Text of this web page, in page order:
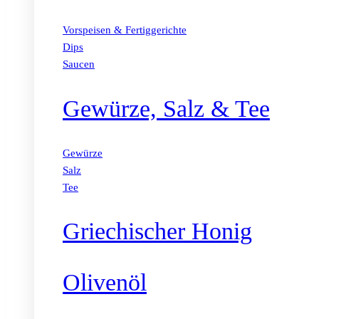
Vorspeisen & Fertiggerichte
Dips
Saucen
Gewürze, Salz & Tee
Gewürze
Salz
Tee
Griechischer Honig
Olivenöl